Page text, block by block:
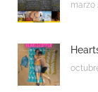
marzo